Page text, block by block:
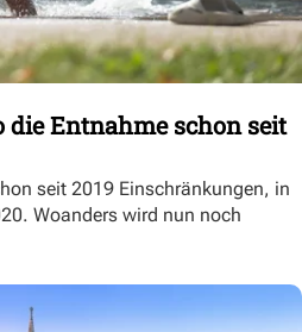
die Entnahme schon seit
seit 2019 Einschränkungen, in
Woanders wird nun noch